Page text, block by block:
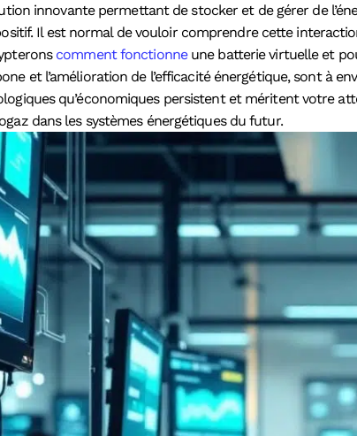
innovante permettant de stocker et de gérer de
Il est normal de vouloir comprendre cette
comment fonctionneune batterie virtuelle et
et l’amélioration de l’efficacité énergétique, sont à
qu’économiques persistent et méritent votre
dans les systèmes énergétiques du futur.